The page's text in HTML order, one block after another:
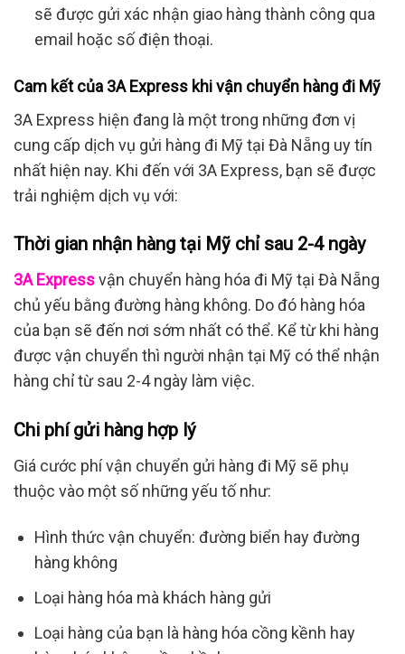
sẽ được gửi xác nhận giao hàng thành công qua
email hoặc số điện thoại.
Cam kết của 3A Express khi vận chuyển hàng đi Mỹ
3A Express hiện đang là một trong những đơn vị
cung cấp dịch vụ gửi hàng đi Mỹ tại Đà Nẵng uy tín
nhất hiện nay. Khi đến với 3A Express, bạn sẽ được
trải nghiệm dịch vụ với:
Thời gian nhận hàng tại Mỹ chỉ sau 2-4 ngày
3A Expressvận chuyển hàng hóa đi Mỹ tại Đà Nẵng
chủ yếu bằng đường hàng không. Do đó hàng hóa
của bạn sẽ đến nơi sớm nhất có thể. Kể từ khi hàng
được vận chuyển thì người nhận tại Mỹ có thể nhận
hàng chỉ từ sau 2-4 ngày làm việc.
Chi phí gửi hàng hợp lý
Giá cước phí vận chuyển gửi hàng đi Mỹ sẽ phụ
thuộc vào một số những yếu tố như:
Hình thức vận chuyển: đường biển hay đường
hàng không
Loại hàng hóa mà khách hàng gửi
Loại hàng của bạn là hàng hóa cồng kềnh hay